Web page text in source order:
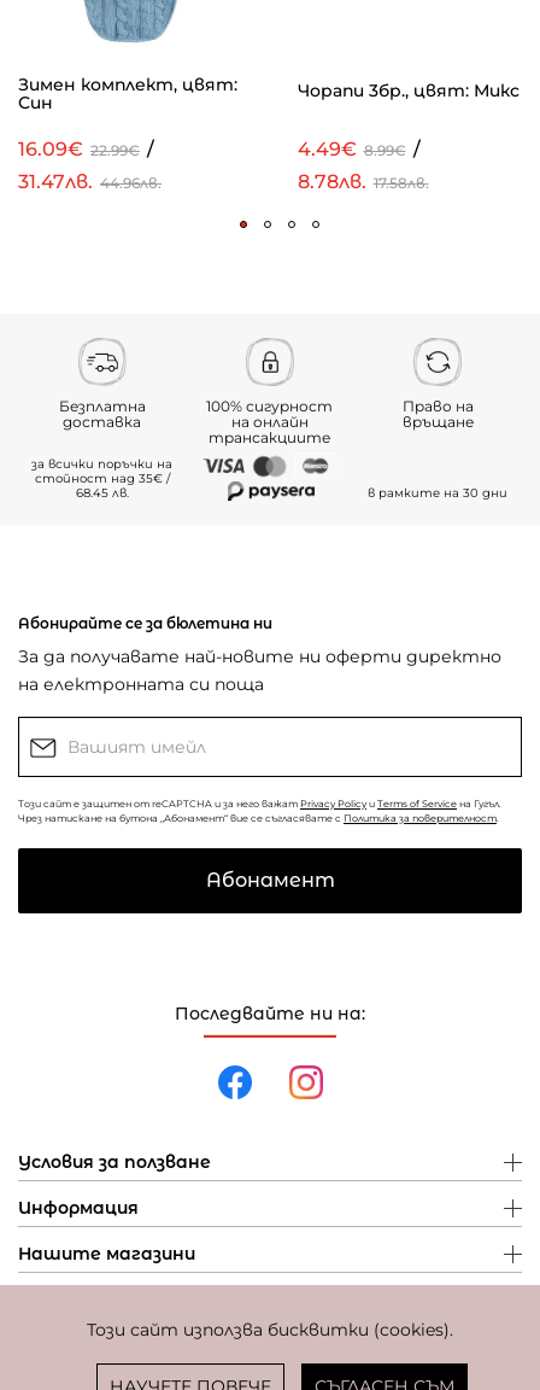
Този сайт използва бисквитки (cookies).
Зимен комплект, цвят:
Син
16.09€ 22.99€ /
31.47лв. 44.96лв.
Чорапи 3бр., цвят: Микс
4.49€ 8.99€ /
8.78лв. 17.58лв.
Безплатна
доставка
за всички поръчки на
стойност над 35€ /
68.45 лв.
100% сигурност
на онлайн
трансакциите
Право на
връщане
в рамките на 30 дни
Последвайте ни на:
Условия за ползване
Информация
Нашите магазини
Абонирайте се за бюлетина ни
За да получавате най-новите ни оферти директно
на електронната си поща
Този сайт е защитен от reCAPTCHA и за него важат Privacy Policy и Terms of Service на Гугъл.
Чрез натискане на бутона „Абонамент“ вие се съгласявате с Политика за поверителност
Абонамент
Фиксиран курс за превалутиране: 1 EUR = 1,95583 BGN